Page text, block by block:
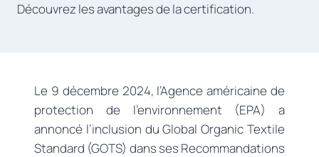
Découvrez les avantages de la certification.
Le 9 décembre 2024, l’Agence américaine de
protection de l’environnement (EPA) a
annoncé l’inclusion du Global Organic Textile
Standard (GOTS) dans ses Recommandations